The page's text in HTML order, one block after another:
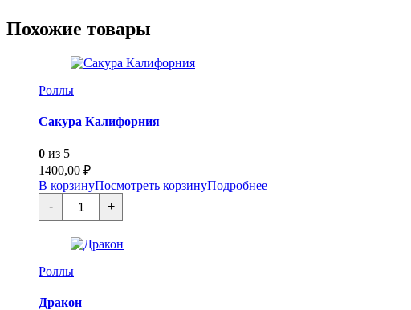
сарада
Похожие товары
Роллы
Сакура Калифорния
0 из 5
1400,00 ₽
В корзинуПосмотреть корзинуПодробнее
-
Количество
товара
Сакура
Калифорния
+
Роллы
Дракон